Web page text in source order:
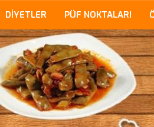
DİYETLER PÜF NOKTALARI